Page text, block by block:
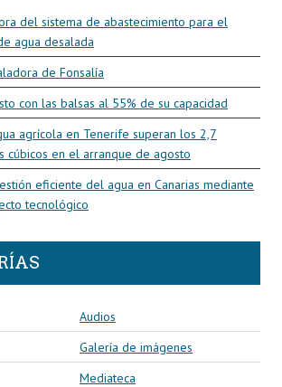
del sistema de abastecimiento para el
agua desalada
de Fonsalía
con las balsas al 55% de su capacidad
agrícola en Tenerife superan los 2,7
cúbicos en el arranque de agosto
eficiente del agua en Canarias mediante
tecnológico
Audios
Galería de imágenes
Mediateca